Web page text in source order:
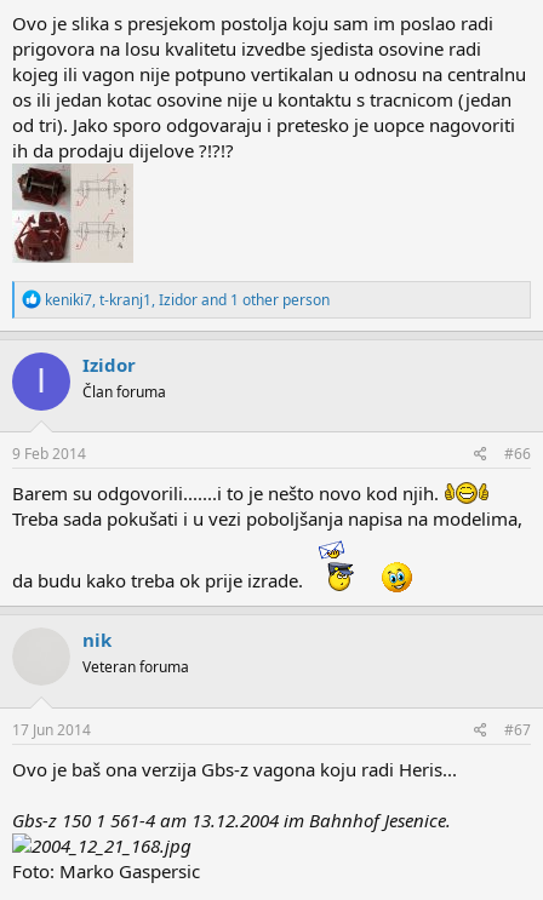
Ovo je slika s presjekom postolja koju sam im poslao radi
prigovora na losu kvalitetu izvedbe sjedista osovine radi
kojeg ili vagon nije potpuno vertikalan u odnosu na centralnu
os ili jedan kotac osovine nije u kontaktu s tracnicom (jedan
od tri). Jako sporo odgovaraju i pretesko je uopce nagovoriti
ih da prodaju dijelove ?!?!?
R
e
a
c
o
n
s
keniki7,t-kranj1,Izidorand 1 other person
I Izidor
Član foruma
9 Feb 2014 #66
Barem su odgovorili.......i to je nešto novo kod njih.
Treba sada pokušati i u vezi poboljšanja napisa na modelima,
da budu kako treba ok prije izrade.
nik
Veteran foruma
17 Jun 2014 #67
Ovo je baš ona verzija Gbs-z vagona koju radi Heris...
Gbs-z 150 1 561-4 am 13.12.2004 im Bahnhof Jesenice.
Foto: Marko Gaspersic